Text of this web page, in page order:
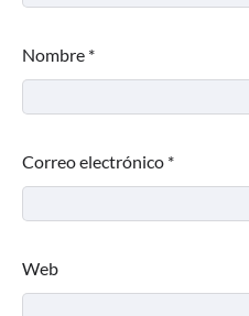
Nombre *
Correo electrónico *
Web